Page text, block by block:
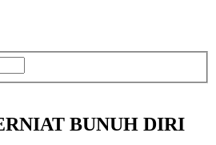
BUNUH DIRI